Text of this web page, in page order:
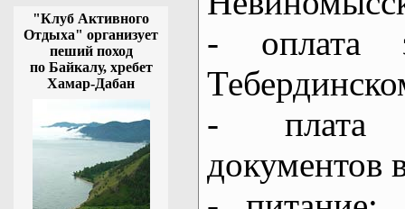
"Клуб Активного
Отдыха" организует
пеший поход
по Байкалу, хребет
Хамар-Дабан
- оплата
- плата
документов